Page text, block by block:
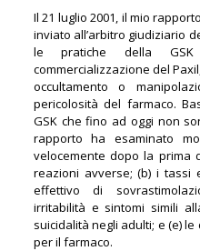
Il 21 luglio 2001, il mio
inviato all’arbitro giudiziario
le pratiche della
commercializzazione del
occultamento o
pericolosità del farmaco.
GSK che fino ad oggi non
rapporto ha esaminato
velocemente dopo la prima
reazioni avverse; (b) i tassi
effettivo di
irritabilità e sintomi simili
suicidalità negli adulti; e (e)
per il farmaco.